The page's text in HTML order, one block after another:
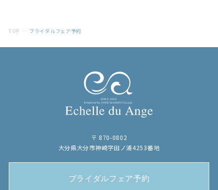
TOP ブライダルフェア予約
〒 870-0802
大分県大分市神崎字田ノ浦4253番地
ブライダルフェア予約